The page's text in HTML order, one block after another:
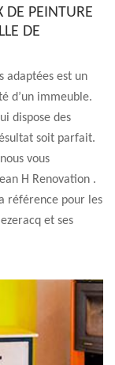
DE PEINTURE
DE
adaptées est un
d’un immeuble.
dispose des
soit parfait.
vous
H Renovation .
référence pour les
et ses